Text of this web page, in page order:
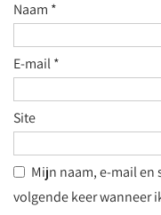
Naam *
E-mail*
Site
Mijn naam, e-mail en
volgende keer wanneer